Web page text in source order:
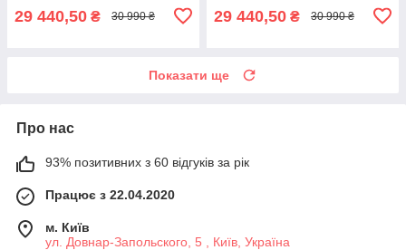
29 440,50 ₴ 30 990 ₴ 29 440,50 ₴ 30 990 ₴
Показати ще
Про нас
93% позитивних з 60 відгуків за рік
Працює з 22.04.2020
м. Київ
ул. Довнар-Запольского, 5 , Київ, Україна